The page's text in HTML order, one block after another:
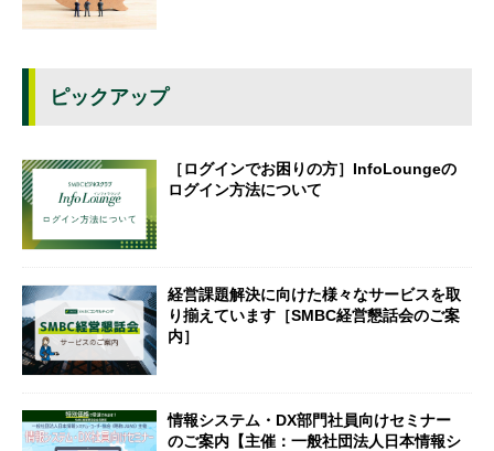
ピックアップ
［ログインでお困りの方］InfoLoungeの
ログイン方法について
経営課題解決に向けた様々なサービスを取
り揃えています［SMBC経営懇話会のご案
内］
情報システム・DX部門社員向けセミナー
のご案内【主催：一般社団法人日本情報シ